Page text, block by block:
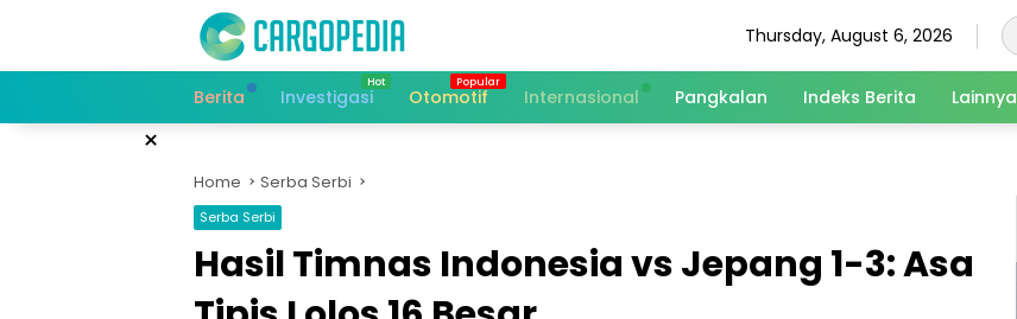
Thursday, August 6, 2026
Berita Investigasi Otomotif Internasional Pangkalan Indeks Berita Lainnya
×
Home Serba Serbi
Serba Serbi
Hasil Timnas Indonesia vs Jepang 1-3: Asa